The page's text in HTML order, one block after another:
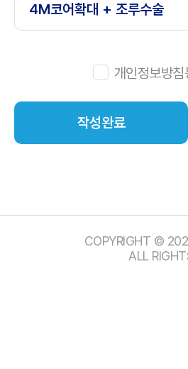
개인정보방침
COPYRIGHT ©
ALL